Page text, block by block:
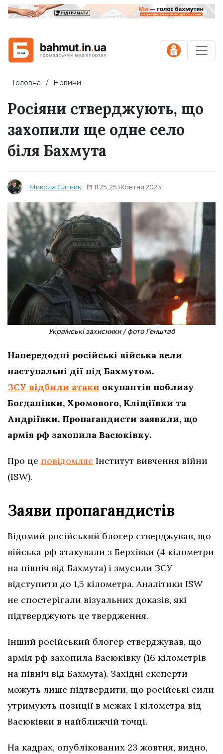
Головна Новини
Росіяни стверджують, що
захопили ще одне село
біля Бахмута
Микола Ситник 11:25, 25 Жовтня 2023
Українські захисники / фото Генштаб
Напередодні російські війська вели
наступальні дії під Бахмутом.
ЗСУ відбили атаки окупантів поблизу
Богданівки, Хромового, Кліщіївки та
Андріївки. Пропагандисти заявили, що
армія рф захопила Васюківку.
Про це повідомляє Інститут вивчення війни
(ISW).
Заяви пропагандистів
Відомий російський блогер стверджував, що
війська рф атакували з Берхівки (4 кілометри
на північ від Бахмута) і змусили ЗСУ
відступити до 1,5 кілометра. Аналітики ISW
не спостерігали візуальних доказів, які
підтверджують це твердження.
Інший російський блогер стверджував, що
армія рф захопила Васюківку (16 кілометрів
на північ від Бахмута). Західні експерти
можуть лише підтвердити, що російські сили
утримують позиції в межах 1 кілометра від
Васюківки в найближчій точці.
На кадрах, опублікованих 23 жовтня, видно,